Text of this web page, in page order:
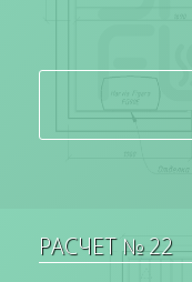
РАСЧЕТ № 22